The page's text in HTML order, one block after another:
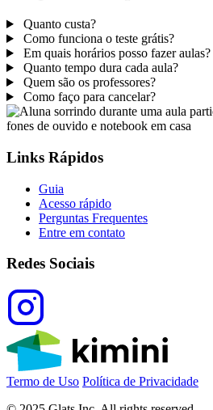
Quanto custa?
Como funciona o teste grátis?
Em quais horários posso fazer aulas?
Quanto tempo dura cada aula?
Quem são os professores?
Como faço para cancelar?
Links Rápidos
Guia
Acesso rápido
Perguntas Frequentes
Entre em contato
Redes Sociais
Termo de Uso Política de Privacidade